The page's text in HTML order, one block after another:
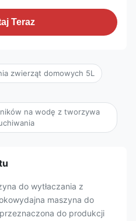
Teraz
zwierząt domowych 5L
na wodę z tworzywa
do wytłaczania z
maszyna do
do produkcji